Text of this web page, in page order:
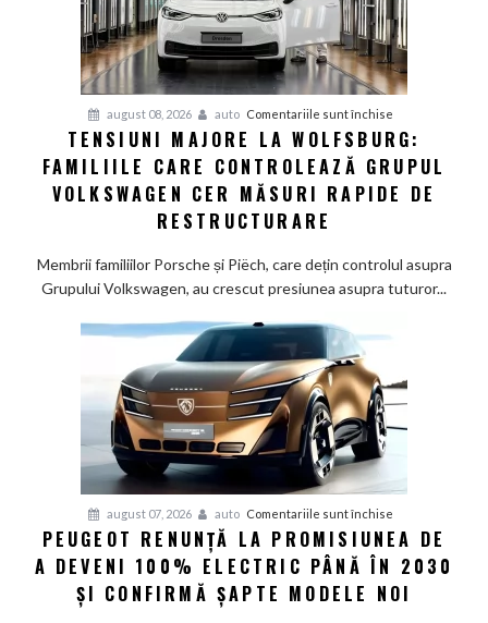
un
studiu
recent
august 08, 2026 auto Comentariile sunt închise
Tensiuni
majore
la
care
măsuri
rapide
de
TENSIUNI MAJORE LA WOLFSBURG:
FAMILIILE CARE CONTROLEAZĂ GRUPUL
VOLKSWAGEN CER MĂSURI RAPIDE DE
RESTRUCTURARE
Membrii familiilor Porsche și Piëch, care dețin controlul asupra
Grupului Volkswagen, au crescut presiunea asupra tuturor...
august 07, 2026 auto Comentariile sunt închise
Peugeot
renunță
la
PEUGEOT RENUNȚĂ LA PROMISIUNEA DE
A DEVENI 100% ELECTRIC PÂNĂ ÎN 2030
ȘI CONFIRMĂ ȘAPTE MODELE NOI